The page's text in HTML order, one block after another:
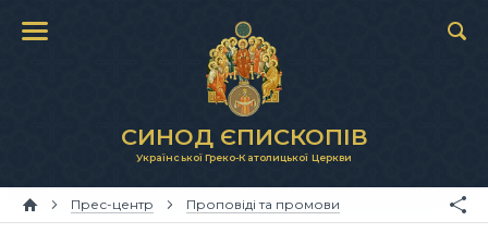
СИНОД ЄПИСКОПІВ
Української Греко-Католицької Церкви
Прес-центр Проповіді та промови